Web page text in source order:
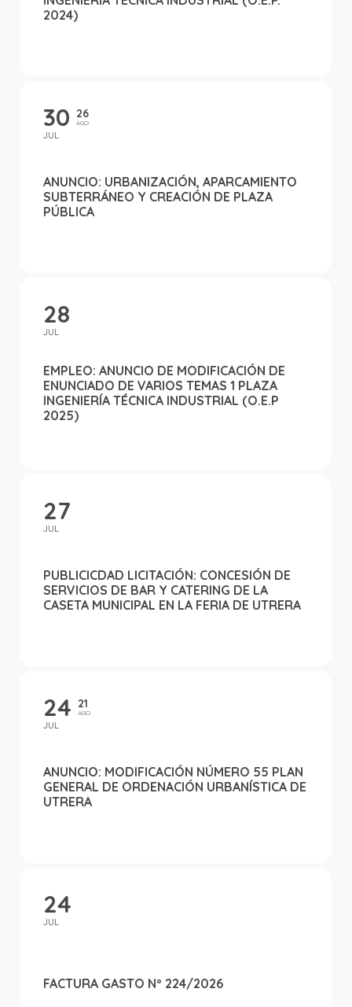
2024)
30
JUL
26
AGO
ANUNCIO: URBANIZACIÓN, APARCAMIENTO
SUBTERRÁNEO Y CREACIÓN DE PLAZA
PÚBLICA
28
JUL
EMPLEO: ANUNCIO DE MODIFICACIÓN DE
ENUNCIADO DE VARIOS TEMAS 1 PLAZA
INGENIERÍA TÉCNICA INDUSTRIAL (O.E.P
2025)
27
JUL
PUBLICICDAD LICITACIÓN: CONCESIÓN DE
SERVICIOS DE BAR Y CATERING DE LA
CASETA MUNICIPAL EN LA FERIA DE UTRERA
24
JUL
21
AGO
ANUNCIO: MODIFICACIÓN NÚMERO 55 PLAN
GENERAL DE ORDENACIÓN URBANÍSTICA DE
UTRERA
24
JUL
FACTURA GASTO Nº 224/2026